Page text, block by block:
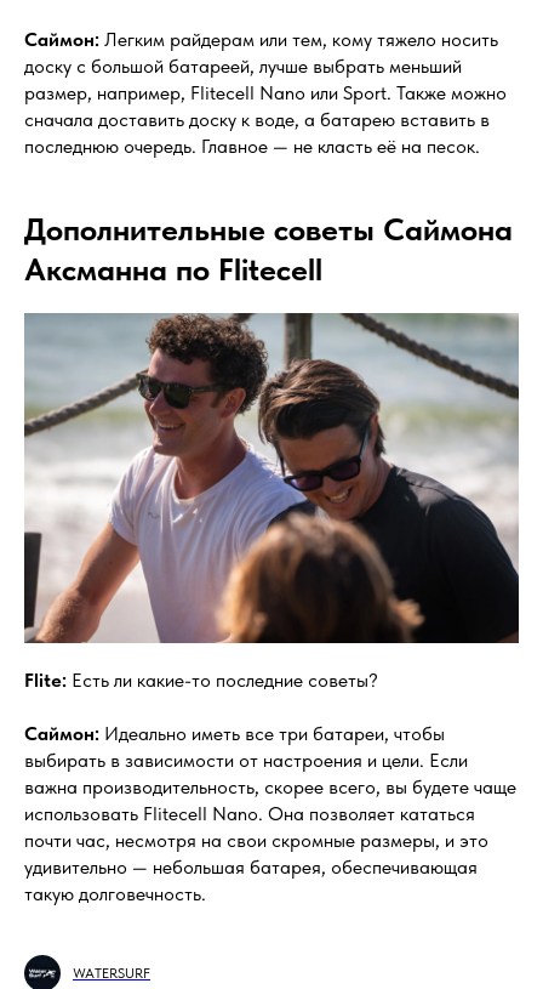
Саймон: Легким райдерам или тем, кому тяжело носить
доску с большой батареей, лучше выбрать меньший
размер, например, Flitecell Nano или Sport. Также можно
сначала доставить доску к воде, а батарею вставить в
последнюю очередь. Главное — не класть её на песок.
Дополнительные советы Саймона
Аксманна по Flitecell
Flite: Есть ли какие-то последние советы?
Саймон: Идеально иметь все три батареи, чтобы
выбирать в зависимости от настроения и цели. Если
важна производительность, скорее всего, вы будете чаще
использовать Flitecell Nano. Она позволяет кататься
почти час, несмотря на свои скромные размеры, и это
удивительно — небольшая батарея, обеспечивающая
такую долговечность.
WATERSURF